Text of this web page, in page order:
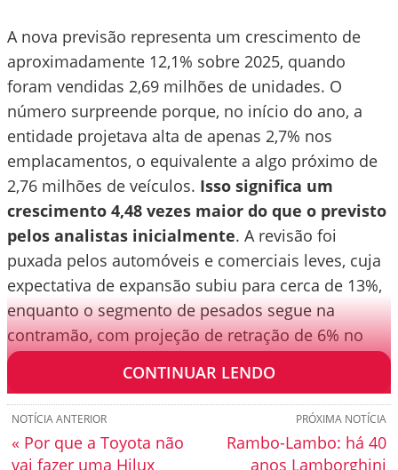
A nova previsão representa um crescimento de
aproximadamente 12,1% sobre 2025, quando
foram vendidas 2,69 milhões de unidades. O
número surpreende porque, no início do ano, a
entidade projetava alta de apenas 2,7% nos
emplacamentos, o equivalente a algo próximo de
2,76 milhões de veículos. Isso significa um
crescimento 4,48 vezes maior do que o previsto
pelos analistas inicialmente. A revisão foi
puxada pelos automóveis e comerciais leves, cuja
expectativa de expansão subiu para cerca de 13%,
enquanto o segmento de pesados segue na
contramão, com projeção de retração de 6% no
ano.
CONTINUAR LENDO
PRÓXIMA NOTÍCIA
Rambo-Lambo: há 40
anos Lamborghini
NOTÍCIA ANTERIOR
« Por que a Toyota não
vai fazer uma Hilux